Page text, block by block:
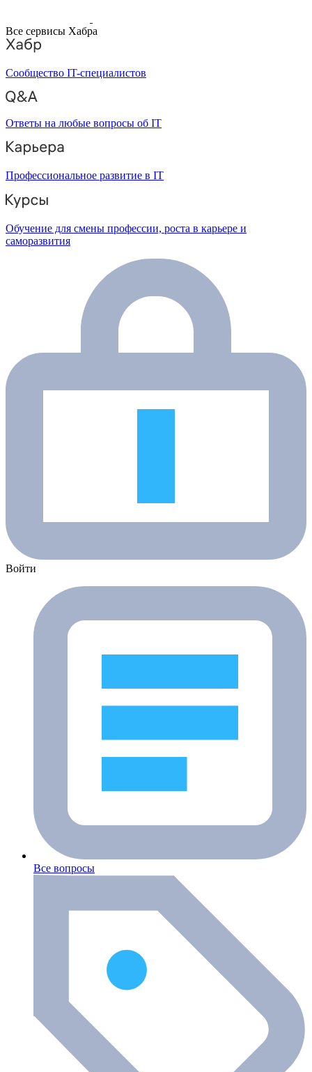
Все сервисы Хабра
Сообщество IT-специалистов
Ответы на любые вопросы об IT
Профессиональное развитие в IT
Обучение для смены профессии, роста в карьере и
саморазвития
Войти
Все вопросы